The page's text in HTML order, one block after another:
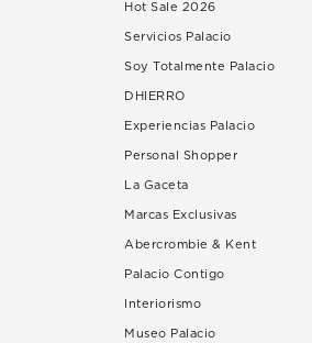
Hot Sale 2026
Servicios Palacio
Soy Totalmente Palacio
DHIERRO
Experiencias Palacio
Personal Shopper
La Gaceta
Marcas Exclusivas
Abercrombie & Kent
Palacio Contigo
Interiorismo
Museo Palacio